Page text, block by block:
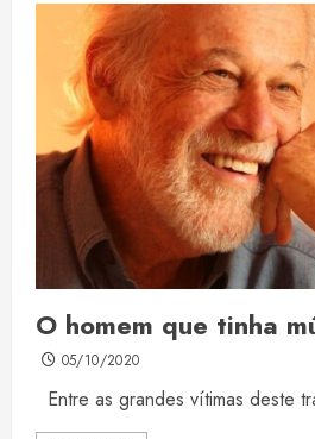
O homem que tinha
05/10/2020
Entre as grandes vítimas deste